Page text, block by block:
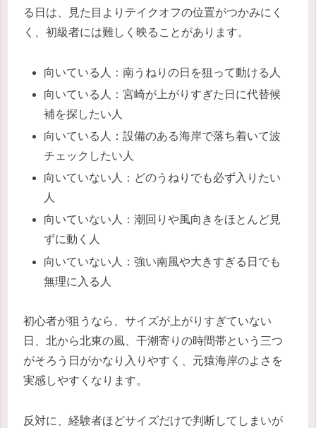
る日は、見た目よりテイクオフの位置がつかみにく
く、初級者には難しく映ることがあります。
向いている人：南うねりの日を狙って動ける人
向いている人：宮崎が上がりすぎた日に代替候
補を探したい人
向いている人：設備のある海岸で落ち着いて波
チェックしたい人
向いていない人：どのうねりでも必ず入りたい
人
向いていない人：潮回りや風向きをほとんど見
ずに動く人
向いていない人：強い南風や大きすぎる日でも
無理に入る人
初心者が狙うなら、サイズが上がりすぎていない
日、北から北東の風、干潮寄りの時間帯という三つ
がそろう日がかなり入りやすく、元猿海岸のよさを
実感しやすくなります。
反対に、経験者ほどサイズだけで判断してしまいが